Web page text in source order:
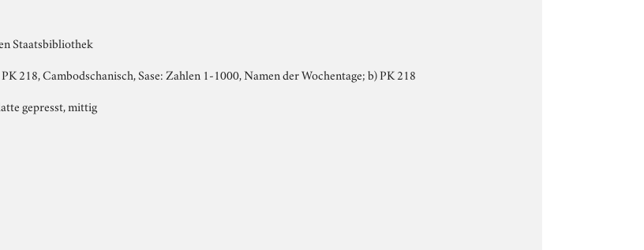
Staatsbibliothek
218, Cambodschanisch, Sase: Zahlen 1-1000, Namen der Wochentage; b) PK 218
gepresst, mittig